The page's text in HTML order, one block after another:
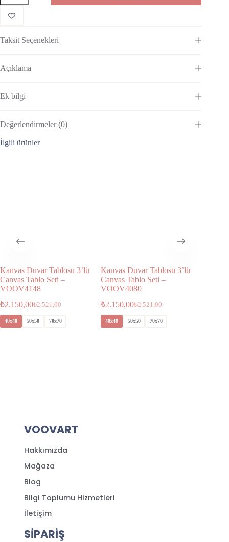
Taksit Seçenekleri
Açıklama
Ek bilgi
Değerlendirmeler (0)
İlgili ürünler
Kanvas Duvar Tablosu 3’lü
Canvas Tablo Seti –
VOOV4148
₺2.521,00
₺2.150,00
40x40 50x50 70x70
Kanvas Duvar Tablosu 3’lü
Canvas Tablo Seti –
VOOV4080
₺2.521,00
₺2.150,00
40x40 50x50 70x70
VOOVART
Hakkımızda
Mağaza
Blog
Bilgi Toplumu Hizmetleri
İletişim
SİPARİŞ